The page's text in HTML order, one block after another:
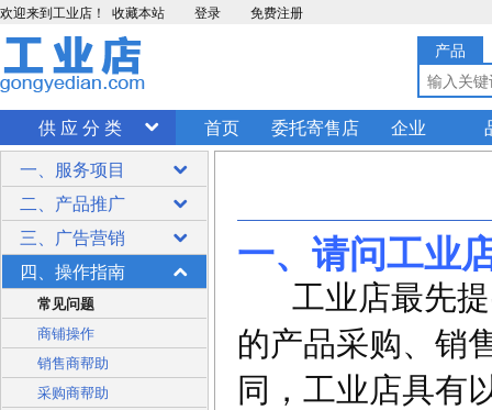
欢迎来到工业店！ 收藏本站 登录 免费注册
产品
供 应 分 类 首页 委托寄售店 企业
一、服务项目
二、产品推广
三、广告营销
四、操作指南
常见问题
商铺操作
销售商帮助
采购商帮助
一、请问工业
工业店最先
的产品采购、销
同，工业店具有